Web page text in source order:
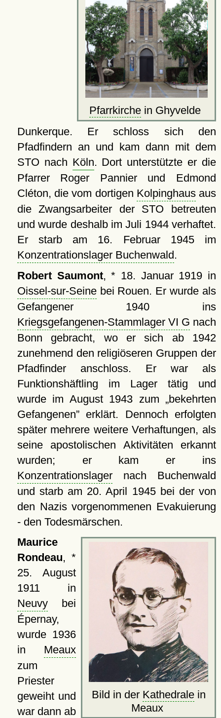
Pfarrkirche in Ghyvelde
Dunkerque. Er schloss sich den
Pfadfindern an und kam dann mit dem
STO nach Köln. Dort unterstützte er die
Pfarrer Roger Pannier und Edmond
Cléton, die vom dortigen Kolpinghausaus
die Zwangsarbeiter der STO betreuten
und wurde deshalb im Juli 1944 verhaftet.
Er starb am 16. Februar 1945 im
Konzentrationslager Buchenwald.
Robert Saumont, * 18. Januar 1919 in
Oissel-sur-Seinebei Rouen. Er wurde als
Gefangener 1940 ins
Kriegsgefangenen-Stammlager VI G nach
Bonn gebracht, wo er sich ab 1942
zunehmend den religiöseren Gruppen der
Pfadfinder anschloss. Er war als
Funktionshäftling im Lager tätig und
wurde im August 1943 zum
bekehrten
Gefangenen erklärt. Dennoch erfolgten
später mehrere weitere Verhaftungen, als
seine apostolischen Aktivitäten erkannt
wurden; er kam er ins
Konzentrationslagernach Buchenwald
und starb am 20. April 1945 bei der von
den Nazis vorgenommenen Evakuierung
- den Todesmärschen.
Bild in der Kathedralein
Meaux
Maurice
Rondeau, *
25. August
1911 in
Neuvybei
Épernay,
wurde 1936
in Meaux
zum
Priester
geweiht und
war dann ab